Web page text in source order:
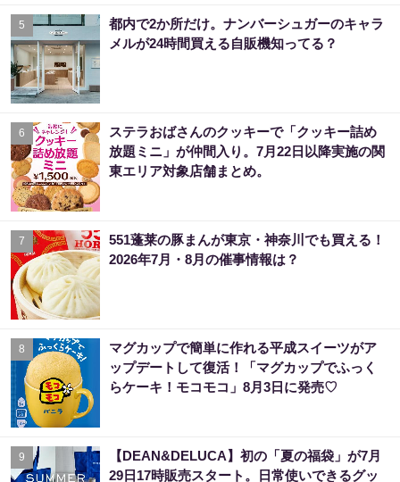
5
都内で2か所だけ。ナンバーシュガーのキャラ
メルが24時間買える自販機知ってる？
6
ステラおばさんのクッキーで「クッキー詰め
放題ミニ」が仲間入り。7月22日以降実施の関
東エリア対象店舗まとめ。
7
551蓬莱の豚まんが東京・神奈川でも買える！
2026年7月・8月の催事情報は？
8
マグカップで簡単に作れる平成スイーツがア
ップデートして復活！「マグカップでふっく
らケーキ！モコモコ」8月3日に発売♡
9
【DEAN&DELUCA】初の「夏の福袋」が7月
29日17時販売スタート。日常使いできるグッ